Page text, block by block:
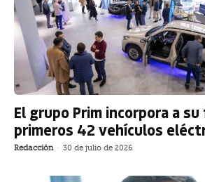
El grupo Prim incorpora a
primeros 42 vehículos
Redacción - 30 de julio de 2026